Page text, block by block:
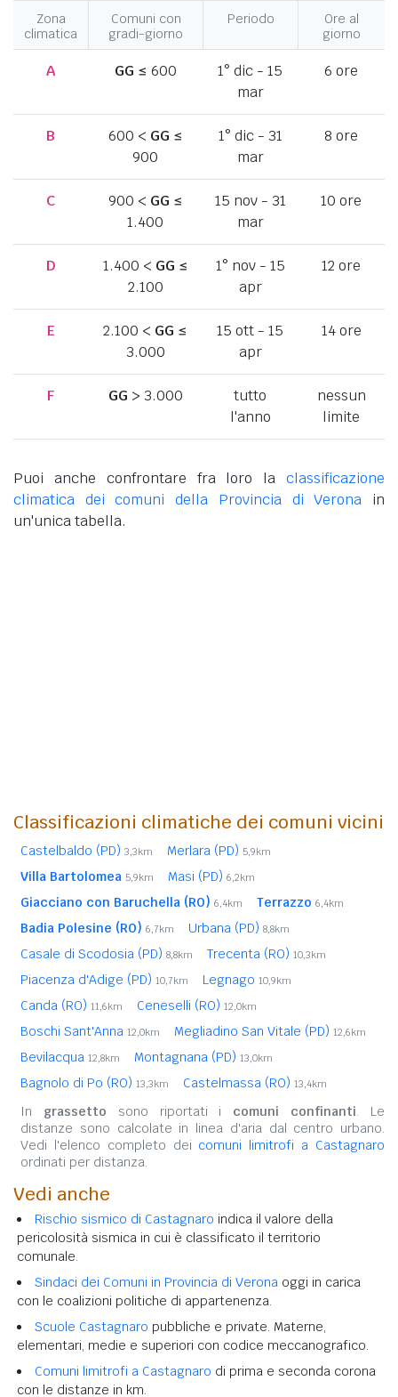
Zona
climatica
Comuni con
gradi-giorno
Periodo
Ore al
giorno
A GG ≤ 600
1° dic - 15
mar
6 ore
B 600 < GG ≤
900
1° dic - 31
mar
8 ore
C 900 < GG ≤
1.400
15 nov - 31
mar
10 ore
D 1.400 < GG ≤
2.100
1° nov - 15
apr
12 ore
E 2.100 < GG ≤
3.000
15 ott - 15
apr
14 ore
F GG > 3.000
tutto
l'anno
nessun
limite
Puoi anche confrontare fra loro la classificazione
climatica dei comuni della Provincia di Verona in
un'unica tabella.
Classificazioni climatiche dei comuni vicini
Castelbaldo (PD) 3,3km Merlara (PD) 5,9km
Villa Bartolomea 5,9km Masi (PD) 6,2km
Giacciano con Baruchella (RO) 6,4km Terrazzo 6,4km
Badia Polesine (RO) 6,7km Urbana (PD) 8,8km
Casale di Scodosia (PD) 8,8km Trecenta (RO) 10,3km
Piacenza d'Adige (PD) 10,7km Legnago 10,9km
Canda (RO) 11,6km Ceneselli (RO) 12,0km
Boschi Sant'Anna 12,0km Megliadino San Vitale (PD) 12,6km
Bevilacqua 12,8km Montagnana (PD) 13,0km
Bagnolo di Po (RO) 13,3km Castelmassa (RO) 13,4km
In grassetto sono riportati i comuni confinanti. Le
distanze sono calcolate in linea d'aria dal centro urbano.
Vedi l'elenco completo dei comuni limitrofi a Castagnaro
ordinati per distanza.
Vedi anche
Rischio sismico di Castagnaro indica il valore della
pericolosità sismica in cui è classificato il territorio
comunale.
Sindaci dei Comuni in Provincia di Verona oggi in carica
con le coalizioni politiche di appartenenza.
Scuole Castagnaro pubbliche e private. Materne,
elementari, medie e superiori con codice meccanografico.
Comuni limitrofi a Castagnaro di prima e seconda corona
con le distanze in km.